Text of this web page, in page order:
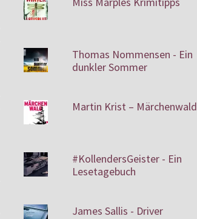
Thomas Nommensen - Ein
dunkler Sommer
Martin Krist – Märchenwald
#KollendersGeister - Ein
Lesetagebuch
James Sallis - Driver